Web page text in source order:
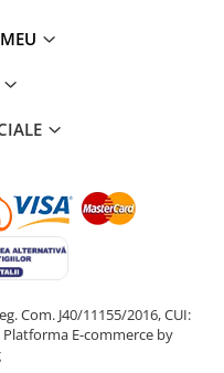
Com. J40/11155/2016, CUI:
Platforma E-commerce by